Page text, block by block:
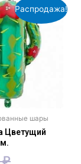
Распродажа!
шары
Цветущий
₽